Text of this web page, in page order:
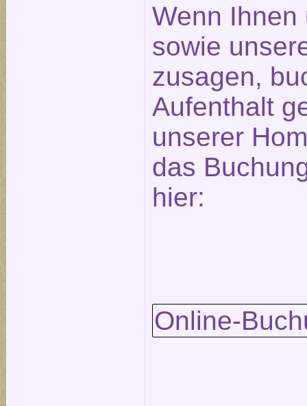
Wenn Ihnen
sowie
zusagen,
Aufenthalt
unserer
das
hier:
Online-